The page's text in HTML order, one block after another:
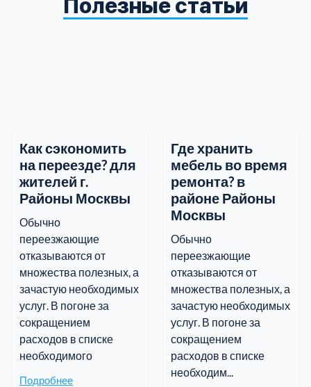
информацию.Полезные статьи
Как сэкономить
на переезде? для
жителей г.
Районы Москвы
Обычно
переезжающие
отказываются от
множества полезных, а
зачастую необходимых
услуг. В погоне за
сокращением
расходов в списке
необходимого
Подробнее
Где хранить
мебель во время
ремонта? в
районе Районы
Москвы
Обычно
переезжающие
отказываются от
множества полезных, а
зачастую необходимых
услуг. В погоне за
сокращением
расходов в списке
необходим...